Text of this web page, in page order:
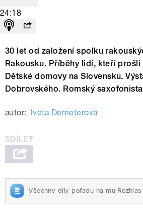
24:18
30 let od založení spolku
Rakousku. Příběhy lidí, kteří
Dětské domovy na Slovensku.
Dobrovského. Romský
autor: Iveta Demeterová
Všechny díly pořadu na mujRozhlas